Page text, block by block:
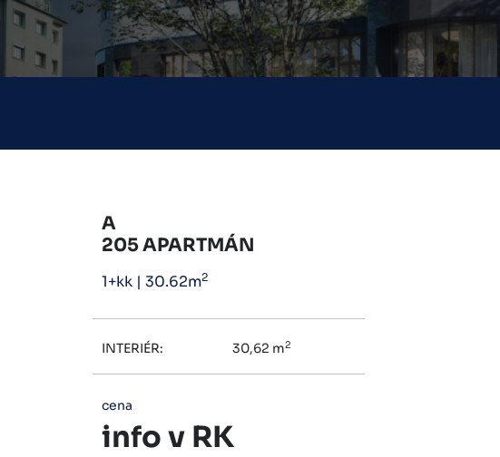
A
205 APARTMÁN
1+kk | 30.62m2
INTERIÉR: 30,62 m2
cena
info v RK